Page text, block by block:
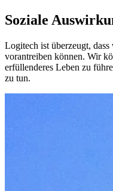
Soziale
Logitech ist überzeugt,
vorantreiben können. Wir
erfüllenderes Leben zu
zu tun.